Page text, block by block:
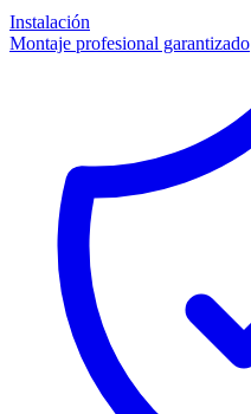
Instalación
Montaje profesional garantizado